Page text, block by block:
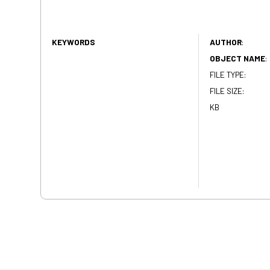
KEYWORDS AUTHOR:
OBJECT NAME:
FILE TYPE:
FILE SIZE:
KB